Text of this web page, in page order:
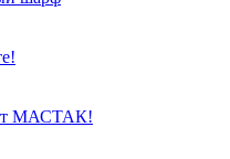
МАСТАК!